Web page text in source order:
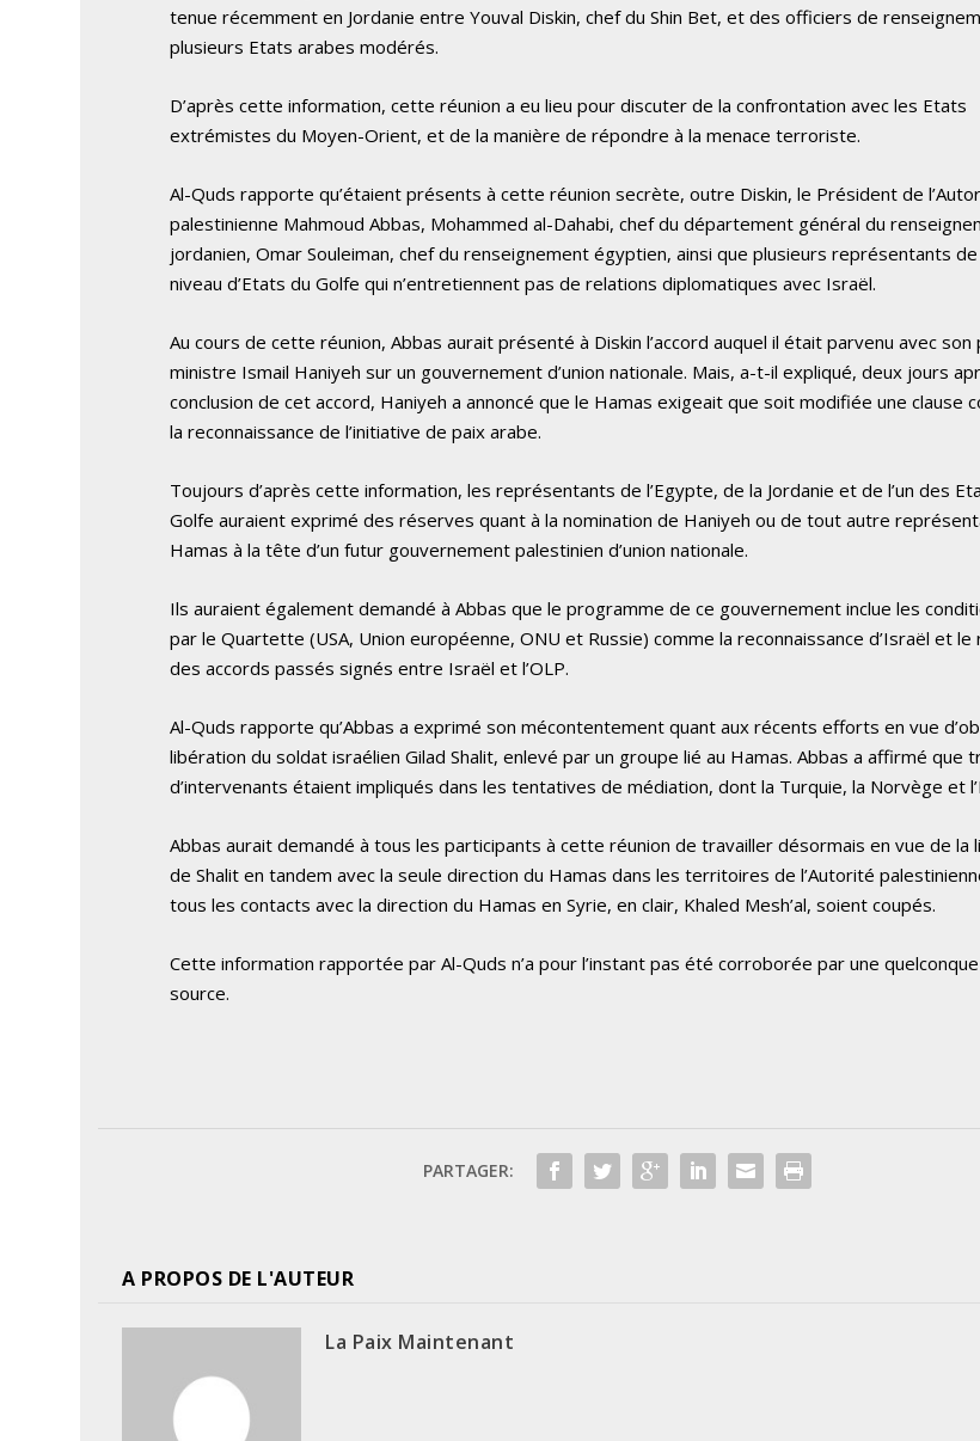
tenue récemment en Jordanie entre Youval Diskin, chef du Shin Bet, et des officiers de
plusieurs Etats arabes modérés.
D’après cette information, cette réunion a eu lieu pour discuter de la confrontation avec les Etats
extrémistes du Moyen-Orient, et de la manière de répondre à la menace terroriste.
Al-Quds rapporte qu’étaient présents à cette réunion secrète, outre Diskin, le Président de
palestinienne Mahmoud Abbas, Mohammed al-Dahabi, chef du département général du
jordanien, Omar Souleiman, chef du renseignement égyptien, ainsi que plusieurs représentants
niveau d’Etats du Golfe qui n’entretiennent pas de relations diplomatiques avec Israël.
Au cours de cette réunion, Abbas aurait présenté à Diskin l’accord auquel il était parvenu avec
ministre Ismail Haniyeh sur un gouvernement d’union nationale. Mais, a-t-il expliqué, deux jours
conclusion de cet accord, Haniyeh a annoncé que le Hamas exigeait que soit modifiée une clause
la reconnaissance de l’initiative de paix arabe.
Toujours d’après cette information, les représentants de l’Egypte, de la Jordanie et de l’un des
Golfe auraient exprimé des réserves quant à la nomination de Haniyeh ou de tout autre
Hamas à la tête d’un futur gouvernement palestinien d’union nationale.
Ils auraient également demandé à Abbas que le programme de ce gouvernement inclue les
par le Quartette (USA, Union européenne, ONU et Russie) comme la reconnaissance d’Israël et
des accords passés signés entre Israël et l’OLP.
Al-Quds rapporte qu’Abbas a exprimé son mécontentement quant aux récents efforts en vue
libération du soldat israélien Gilad Shalit, enlevé par un groupe lié au Hamas. Abbas a affirmé que
d’intervenants étaient impliqués dans les tentatives de médiation, dont la Turquie, la Norvège et
Abbas aurait demandé à tous les participants à cette réunion de travailler désormais en vue de la
de Shalit en tandem avec la seule direction du Hamas dans les territoires de l’Autorité
tous les contacts avec la direction du Hamas en Syrie, en clair, Khaled Mesh’al, soient coupés.
Cette information rapportée par Al-Quds n’a pour l’instant pas été corroborée par une
source.
PARTAGER:
A PROPOS DE L'AUTEUR
La Paix Maintenant